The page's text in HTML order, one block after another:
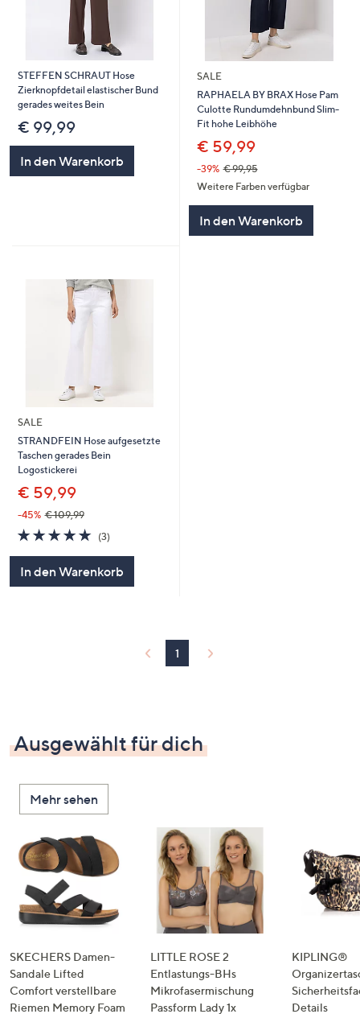
STEFFEN SCHRAUT Hose
Zierknopfdetail elastischer Bund
gerades weites Bein
€ 99,99
In den Warenkorb
SALE
RAPHAELA BY BRAX Hose Pam
Culotte Rundumdehnbund Slim-
Fit hohe Leibhöhe
€ 59,99
-39% € 99,95
Weitere Farben verfügbar
In den Warenkorb
SALE
STRANDFEIN Hose aufgesetzte
Taschen gerades Bein
Logostickerei
€ 59,99
-45% € 109,99
5.0
von
(3)3
In den Warenkorb
1
Ausgewählt für dich
Mehr sehen
SKECHERS Damen-
Sandale Lifted
Comfort verstellbare
Riemen Memory Foam
LITTLE ROSE 2
Entlastungs-BHs
Mikrofasermischung
Passform Lady 1x
KIPLING®
Details